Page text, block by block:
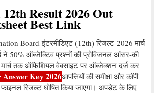
Result 2026 Out
Best Link
Board इंटरमीडिएट (12th) रिजल्ट 2026 मार्च
ने 50% ऑब्जेक्टिव प्रश्नों की प्रोविजनल आंसर-की
मार्च तक ऑफिशियल वेबसाइट पर ऑब्जेक्शन दर्ज कर
Key 2026आपत्तियों की समीक्षा और कॉपी
रिजल्ट घोषित किया जाएगा। अपडेट के लिए